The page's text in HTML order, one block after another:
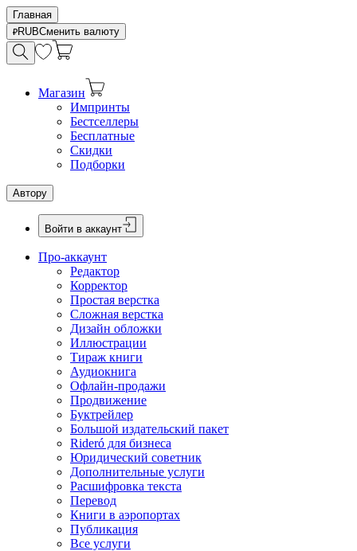
Главная
RUBСменить валюту
Магазин
Импринты
Бестселлеры
Бесплатные
Скидки
Подборки
Автору
Войти в аккаунт
Про-аккаунт
Редактор
Корректор
Простая верстка
Сложная верстка
Дизайн обложки
Иллюстрации
Тираж книги
Аудиокнига
Офлайн-продажи
Продвижение
Буктрейлер
Большой издательский пакет
Rideró для бизнеса
Юридический советник
Дополнительные услуги
Расшифровка текста
Перевод
Книги в аэропортах
Публикация
Все услуги